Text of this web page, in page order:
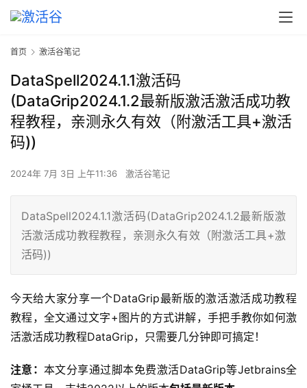
首页 激活谷笔记
DataSpell2024.1.1激活码
(DataGrip2024.1.2最新版激活激活成功教
程教程，亲测永久有效（附激活工具+激活
码))
2024年 7月 3日 上午11:36 激活谷笔记
DataSpell2024.1.1激活码(DataGrip2024.1.2最新版激
活激活成功教程教程，亲测永久有效（附激活工具+激
活码))
今天给大家分享一个DataGrip最新版的激活激活成功教程
教程，全文通过文字+图片的方式讲解，手把手教你如何激
活激活成功教程DataGrip，只需要几分钟即可搞定！
注意： 本文分享通过脚本免费激活DataGrip等Jetbrains全